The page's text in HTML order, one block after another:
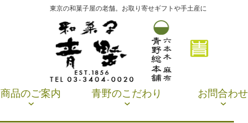
東京の和菓子屋の老舗。お取り寄せギフトや手土産に
商品のご案内 青野のこだわり お問合わせ